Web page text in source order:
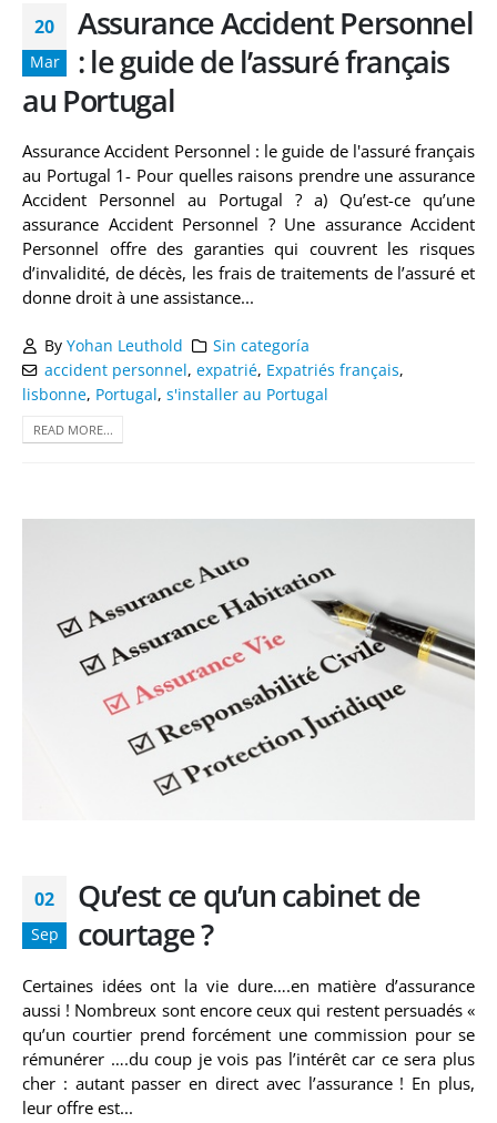
20
Mar
Assurance Accident Personnel
: le guide de l’assuré français
au Portugal
Assurance Accident Personnel : le guide de l'assuré français
au Portugal 1- Pour quelles raisons prendre une assurance
Accident Personnel au Portugal ? a) Qu’est-ce qu’une
assurance Accident Personnel ? Une assurance Accident
Personnel offre des garanties qui couvrent les risques
d’invalidité, de décès, les frais de traitements de l’assuré et
donne droit à une assistance...
By Yohan Leuthold
Sin categoría
accident personnel, expatrié, Expatriés français,
lisbonne, Portugal, s'installer au Portugal
READ MORE...
02
Sep
Qu’est ce qu’un cabinet de
courtage ?
Certaines idées ont la vie dure….en matière d’assurance
aussi ! Nombreux sont encore ceux qui restent persuadés «
qu’un courtier prend forcément une commission pour se
rémunérer ….du coup je vois pas l’intérêt car ce sera plus
cher : autant passer en direct avec l’assurance ! En plus,
leur offre est...